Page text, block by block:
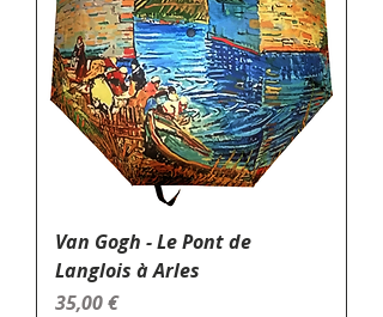
Van Gogh - Le Pont de
Langlois à Arles
Prix
35,00 €